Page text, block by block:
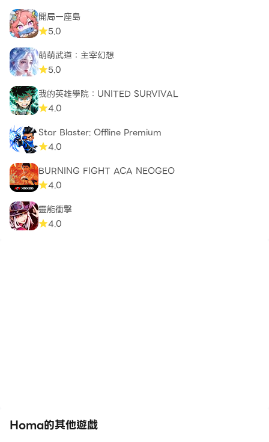
開局一座島
5.0
萌萌武道：主宰幻想
5.0
我的英雄學院：UNITED SURVIVAL
4.0
Star Blaster: Offline Premium
4.0
BURNING FIGHT ACA NEOGEO
4.0
靈能衝擊
4.0
Homa的其他遊戲